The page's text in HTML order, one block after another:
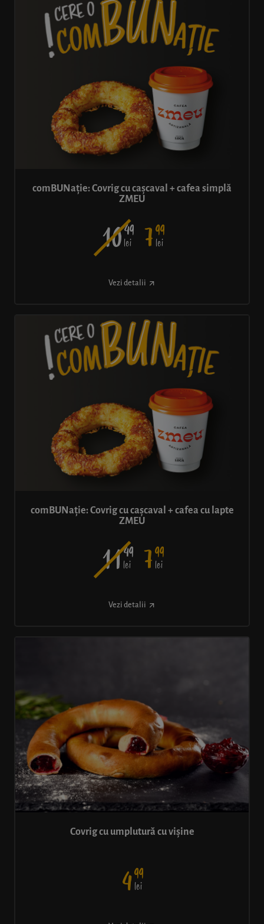
comBUNație: Covrig cu cașcaval + cafea simplă
ZMEU
1049
lei 799
lei
Vezi detalii
comBUNație: Covrig cu cașcaval + cafea cu lapte
ZMEU
1149
lei 799
lei
Vezi detalii
Covrig cu umplutură cu vișine
499
lei